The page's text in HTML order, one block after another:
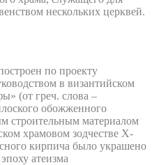
нескольких церквей.
по проекту
в византийском
(от греч. слова –
обожженного
строительным материалом
храмовом зодчестве X-
кирпича было украшено
атеизма